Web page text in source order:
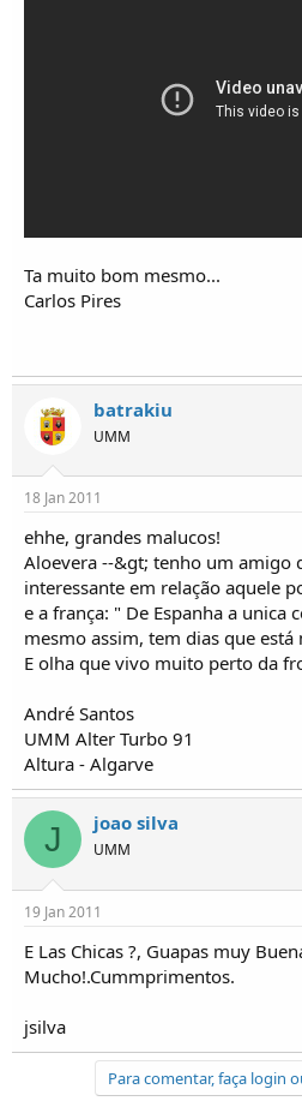
Ta muito bom mesmo...
Carlos Pires
batrakiu
UMM
18 Jan 2011
ehhe, grandes malucos!
Aloevera --&gt; tenho um amigo
interessante em relação aquele
e a frança: " De Espanha a unica
mesmo assim, tem dias que
E olha que vivo muito perto da
André Santos
UMM Alter Turbo 91
Altura - Algarve
J joao silva
UMM
19 Jan 2011
E Las Chicas ?, Guapas muy
Mucho!.Cummprimentos.
jsilva
Para comentar, faça login